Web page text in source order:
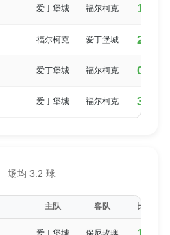
爱丁堡城 福尔柯克 1-2
福尔柯克 爱丁堡城 2-0
爱丁堡城 福尔柯克 0-3
爱丁堡城 福尔柯克 3-0
场均 3.2 球
主队 客队 比分
爱丁堡城 保尼玫瑰